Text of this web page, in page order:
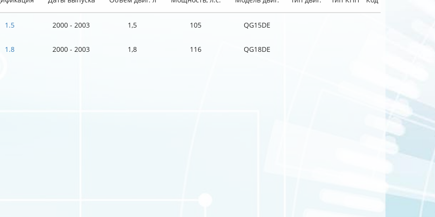
1.5 2000 - 2003 1,5 105 QG15DE
1.8 2000 - 2003 1,8 116 QG18DE